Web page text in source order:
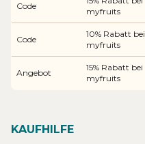
Code
myfruits
Code
10% Rabatt bei
myfruits
Angebot
15% Rabatt bei
myfruits
KAUFHILFE